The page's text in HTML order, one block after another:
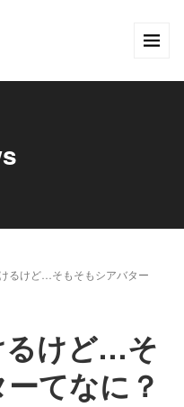
るけど…そもそもシアバター
るけど…そ
てなに？